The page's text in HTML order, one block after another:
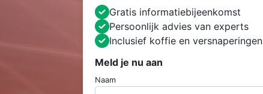
Gratis informatiebijeenkomst
Persoonlijk advies van experts
Inclusief koffie en versnaperingen
Meld je nu aan
Naam